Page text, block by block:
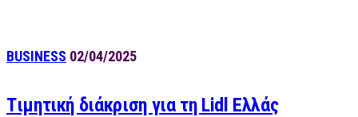
BUSINESS 02/04/2025
Tιμητική διάκριση για τη Lidl Ελλάς